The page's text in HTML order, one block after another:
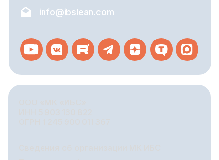
Сайт создан агентствомМарии Гордеевой